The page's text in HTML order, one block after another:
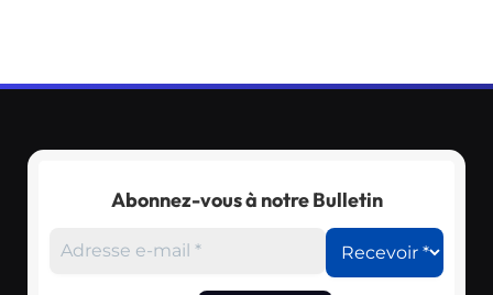
Abonnez-vous à notre Bulletin